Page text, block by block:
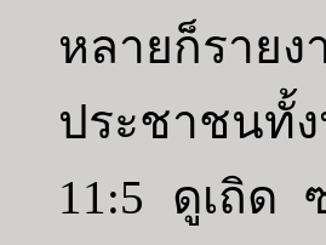
หลายก็ราย
ประชาชนทั้ง
11:5 ดูเถิด